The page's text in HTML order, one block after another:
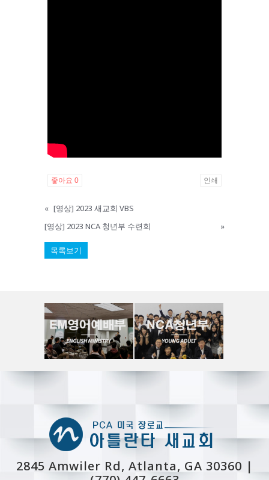
좋아요 0 인쇄
« [영상] 2023 새교회 VBS
[영상] 2023 NCA 청년부 수련회
»
목록보기
2845 Amwiler Rd, Atlanta, GA 30360 |